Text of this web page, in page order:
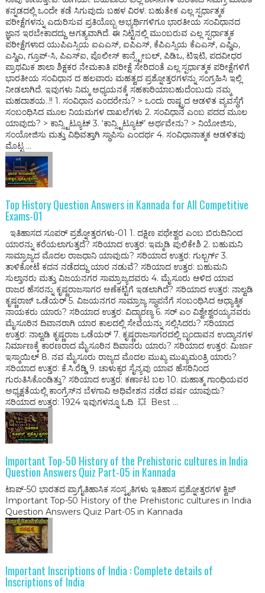
ಕನ್ನಡದಲ್ಲಿ ಒಂದೇ ಕಡೆ ಸಿಗುವುದು ಬಹಳ ವಿರಳ. ಬಹುತೇಕ ಎಲ್ಲ ಸ್ಪರ್ಧಾತ್ಮಕ
ಪರೀಕ್ಷೆಗಳನ್ನು ಎದುರಿಸುವ ಪ್ರತಿಯೊಬ್ಬ ಅಭ್ಯರ್ಥಿಗಳಿಗೂ ಭಾರತೀಯ ಸಂವಿಧಾನದ
ಜ್ಞಾನ ಇರಬೇಕಾದದ್ದು ಅಗತ್ಯವಾಗಿದೆ. ಈ ನಿಟ್ಟಿನಲ್ಲಿ ಮುಂಬರುವ ಎಲ್ಲ ಸ್ಪರ್ಧಾತ್ಮಕ
ಪರೀಕ್ಷೆಗಳಾದ ಯುಪಿಎಸ್ಸಿಯ ಐಎಎಸ್, ಐಪಿಎಸ್, ಕೆಪಿಎಸ್ಸಿಯ ಕೆಎಎಸ್, ಎಪ್ಡಿಎ,
ಎಸ್ಡಿಎ, ಗ್ರೂಪ್-ಸಿ, ಪಿಎಸ್ಐ, ಪೊಲೀಸ್ ಕಾನ್ಸ್ಟೇಬಲ್, ಪಿಡಿಒ, ಟಿಇಟಿ, ಪದವೀಧರ
ಪ್ರಾಥಮಿಕ ಶಾಲಾ ಶಿಕ್ಷಕರ ನೇಮಕಾತಿ ಪರೀಕ್ಷೆ ಸೇರಿದಂತೆ ಎಲ್ಲ ಸ್ಪರ್ಧಾತ್ಮಕ ಪರೀಕ್ಷೆಗಳಿಗೆ
ಭಾರತೀಯ ಸಂವಿಧಾನ ದ ಹಲವಾರು ಮಹತ್ವದ ಪ್ರಶ್ನೋತ್ತರಗಳನ್ನು ಸಂಗ್ರಹಿಸಿ ಇಲ್ಲಿ
ನೀಡಲಾಗಿದೆ. ಇವುಗಳು ನಿಮ್ಮ ಅಧ್ಯಯನಕ್ಕೆ ಸಹಕಾರಿಯಾಬಹುದೆಂಬುದು ನಮ್ಮ
ಮಹದಾಶಯ..!! 1. ಸಂವಿಧಾನ ಎಂದರೇನು? > ಒಂದು ರಾಷ್ಟ್ರದ ಆಡಳಿತ ವ್ಯವಸ್ಥೆಗೆ
ಸಂಬಂಧಿಸಿದ ಮೂಲ ನಿಯಮಗಳ ದಾಖಲೆಗಳು 2. ಸಂವಿಧಾನ ಎಂಬ ಪದದ ಮೂಲ
ಯಾವುದು? > ಕಾನ್ಸ್ಟಿಟ್ಯೂಟ್ 3. ‘ಕಾನ್ಸ್ಟಿಟ್ಯೂಟ್’ ಅರ್ಥವೇನು? > ನಿಯೋಜಿಸು,
ಸಂಯೋಜಿಸು ಮತ್ತು ವಿಧಿವತ್ತಾಗಿ ಸ್ಥಾಪಿಸು ಎಂದರ್ಥ 4. ಸಂವಿಧಾನಾತ್ಮಕ ಆಡಳಿತವು
ಮೊಟ್ಟ ...
Top History Question Answers in Kannada for All Competitive
Exams-01
ಇತಿಹಾಸದ ಸೂಪರ್ ಪ್ರಶ್ನೋತ್ತರಗಳು-01 1. ದಕ್ಷಿಣ ಪಥೇಶ್ವರ ಎಂಬ ಬಿರುದಿನಿಂದ
ಯಾರನ್ನು ಕರೆಯಲಾಗುತ್ತದೆ? ಸರಿಯಾದ ಉತ್ತರ: ಇಮ್ಮಡಿ ಪುಲಿಕೇಶಿ 2. ಬಹುಮನಿ
ಸಾಮ್ರಾಜ್ಯದ ಮೊದಲ ರಾಜಧಾನಿ ಯಾವುದು? ಸರಿಯಾದ ಉತ್ತರ: ಗುಲ್ಬರ್ಗ್ 3.
ತಾಳಿಕೋಟೆ ಕದನ ನಡೆದದ್ದು ಯಾರ ನಡುವೆ? ಸರಿಯಾದ ಉತ್ತರ: ಬಹುಮನಿ
ಸುಲ್ತಾನರು ಮತ್ತು ವಿಜಯನಗರ ಸಾಮ್ರಾಜ್ಯದವರು 4. ಮೈಸೂರು ಆಳಿದ ಯಾವ
ರಾಜರ ಹೆಸರನ್ನು ಕೃಷ್ಣರಾಜಸಾಗರ ಅಣೆಕಟ್ಟಿಗೆ ಇಡಲಾಗಿದೆ? ಸರಿಯಾದ ಉತ್ತರ: ನಾಲ್ವಡಿ
ಕೃಷ್ಣರಾಜ್ ಒಡೆಯರ್ 5. ವಿಜಯನಗರ ಸಾಮ್ರಾಜ್ಯ ಸ್ಥಾಪನೆಗೆ ಸಂಬಂಧಿಸಿದ ಆಧ್ಯಾತ್ಮಿಕ
ನಾಯಕರು ಯಾರು? ಸರಿಯಾದ ಉತ್ತರ: ವಿದ್ಯಾರಣ್ಯ 6. ಸರ್ ಎಂ ವಿಶ್ವೇಶ್ವರಯ್ಯನವರು
ಮೈಸೂರಿನ ದಿವಾನರಾಗಿ ಯಾರ ಕಾಲದಲ್ಲಿ ಸೇವೆಯನ್ನು ಸಲ್ಲಿಸಿದರು? ಸರಿಯಾದ
ಉತ್ತರ: ನಾಲ್ವಡಿ ಕೃಷ್ಣರಾಜ ಒಡೆಯರ್ 7. ಕೃಷ್ಣರಾಜಸಾಗರದಲ್ಲಿ ಬೃಂದಾವನ ಉದ್ಯಾನಗಳ
ನಿರ್ಮಾಣಕ್ಕೆ ಕಾರಣರಾದ ಮೈಸೂರಿನ ದಿವಾನರು ಯಾರು? ಸರಿಯಾದ ಉತ್ತರ: ಮಿರ್ಜಾ
ಇಸ್ಮಾಯಿಲ್ 8. ನವ ಮೈಸೂರು ರಾಜ್ಯದ ಮೊದಲ ಮುಖ್ಯ ಮುಖ್ಯಮಂತ್ರಿ ಯಾರು?
ಸರಿಯಾದ ಉತ್ತರ: ಕೆ.ಸಿ.ರೆಡ್ಡಿ 9. ಚಾಳುಕ್ಯರ ಸೈನ್ಯವು ಯಾವ ಹೆಸರಿನಿಂದ
ಗುರುತಿಸಿಕೊಂಡಿತ್ತು? ಸರಿಯಾದ ಉತ್ತರ: ಕರ್ಣಾಟ ಬಲ 10. ಮಹಾತ್ಮ ಗಾಂಧಿಯವರ
ಅಧ್ಯಕ್ಷತೆಯಲ್ಲಿ ಕಾಂಗ್ರೆಸ್‌ನ ಬೆಳಗಾವಿ ಅಧಿವೇಶನ ನಡೆದ ವರ್ಷ ಯಾವುದು?
ಸರಿಯಾದ ಉತ್ತರ: 1924 ಇವುಗಳನ್ನೂ ಓದಿ 💥 Best ...
Important Top-50 History of the Prehistoric cultures in India
Question Answers Quiz Part-05 in Kannada
ಟಾಪ್-50 ಭಾರತದ ಪ್ರಾಗೈತಿಹಾಸಿಕ ಸಂಸ್ಕೃತಿಗಳು ಇತಿಹಾಸ ಪ್ರಶ್ನೋತ್ತರಗಳ ಕ್ವಿಜ್
Important Top-50 History of the Prehistoric cultures in India
Question Answers Quiz Part-05 in Kannada
Important Inscriptions of India : Complete details of
Inscriptions of India